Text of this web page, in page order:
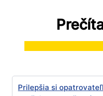
Prilepšia si